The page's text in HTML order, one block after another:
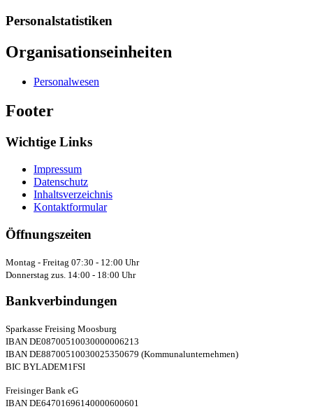
Personalstatistiken
Organisationseinheiten
Personalwesen
Footer
Wichtige Links
Impressum
Datenschutz
Inhaltsverzeichnis
Kontaktformular
Öffnungszeiten
Montag - Freitag 07:30 - 12:00 Uhr
Donnerstag zus. 14:00 - 18:00 Uhr
Bankverbindungen
Sparkasse Freising Moosburg
IBAN DE08700510030000006213
IBAN DE88700510030025350679 (Kommunalunternehmen)
BIC BYLADEM1FSI
Freisinger Bank eG
IBAN DE64701696140000600601